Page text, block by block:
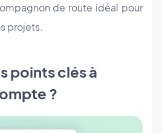
de route idéal pour
projets.
points clés à
?